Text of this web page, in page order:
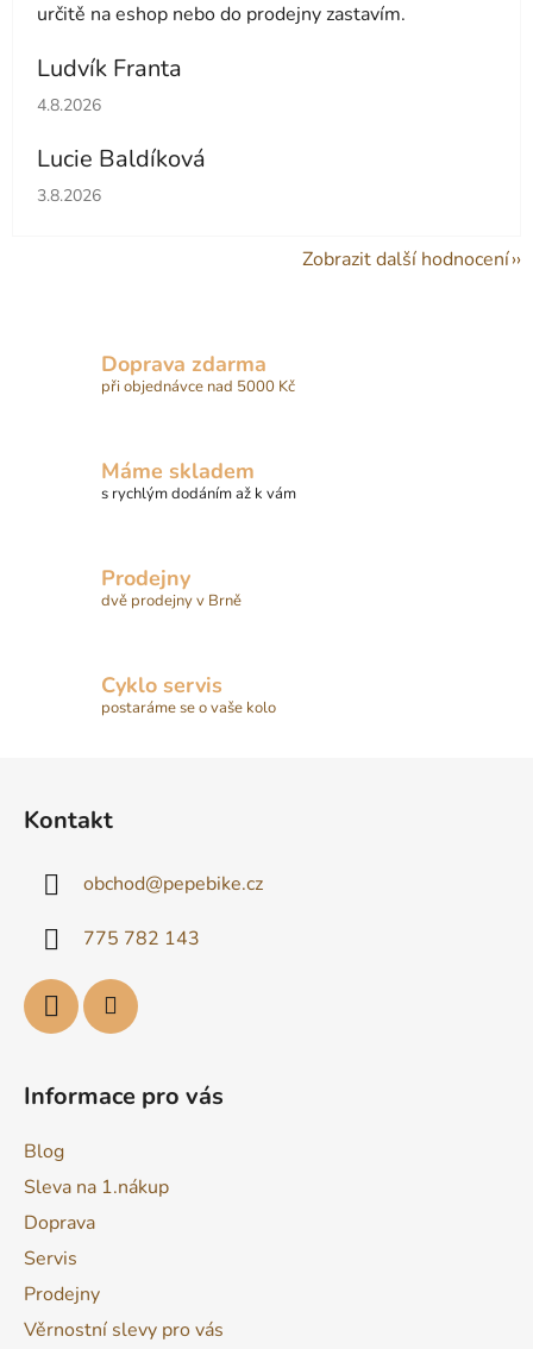
určitě na eshop nebo do prodejny zastavím.
Ludvík Franta
Hodnocení obchodu je 5 z 5 hvězdiček.
4.8.2026
Lucie Baldíková
Hodnocení obchodu je 5 z 5 hvězdiček.
3.8.2026
Zobrazit další hodnocení
Doprava zdarma
při objednávce nad 5000 Kč
Máme skladem
s rychlým dodáním až k vám
Prodejny
dvě prodejny v Brně
Cyklo servis
postaráme se o vaše kolo
Kontakt
obchod@pepebike.cz
775 782 143
Informace pro vás
Blog
Sleva na 1.nákup
Doprava
Servis
Prodejny
Věrnostní slevy pro vás